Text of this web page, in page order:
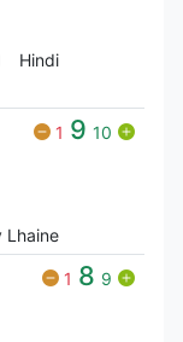
Hindi
1 9 10
Lhaine
1 8 9